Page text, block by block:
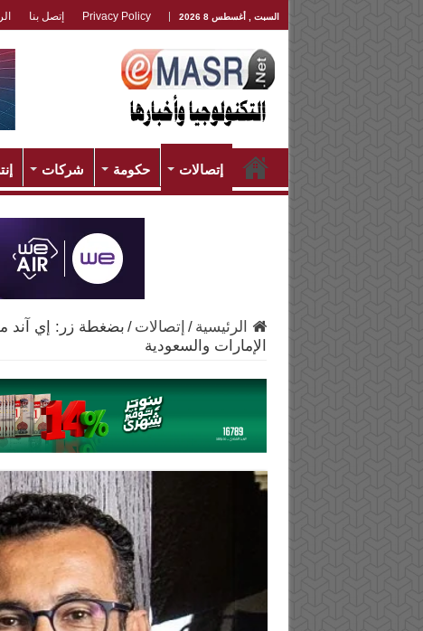
السبت , أغسطس 8 2026 Privacy Policy إتصل بنا
إتصالات حكومة شركات
الرئيسية / إتصالات / بضغطة زر: إي آند
الإمارات والسعودية